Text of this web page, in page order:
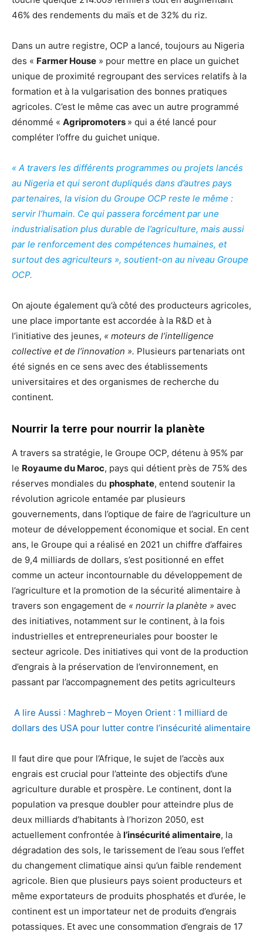
46% des rendements du maïs et de 32% du riz.
Dans un autre registre, OCP a lancé, toujours au Nigeria
des « Farmer House » pour mettre en place un guichet
unique de proximité regroupant des services relatifs à la
formation et à la vulgarisation des bonnes pratiques
agricoles. C’est le même cas avec un autre programmé
dénommé « Agripromoters » qui a été lancé pour
compléter l’offre du guichet unique.
« A travers les différents programmes ou projets lancés
au Nigeria et qui seront dupliqués dans d’autres pays
partenaires, la vision du Groupe OCP reste le même :
servir l’humain. Ce qui passera forcément par une
industrialisation plus durable de l’agriculture, mais aussi
par le renforcement des compétences humaines, et
surtout des agriculteurs », soutient-on au niveau Groupe
OCP.
On ajoute également qu’à côté des producteurs agricoles,
une place importante est accordée à la R&D et à
l’initiative des jeunes, « moteurs de l’intelligence
collective et de l’innovation ». Plusieurs partenariats ont
été signés en ce sens avec des établissements
universitaires et des organismes de recherche du
continent.
Nourrir la terre pour nourrir la planète
A travers sa stratégie, le Groupe OCP, détenu à 95% par
le Royaume du Maroc, pays qui détient près de 75% des
réserves mondiales du phosphate, entend soutenir la
révolution agricole entamée par plusieurs
gouvernements, dans l’optique de faire de l’agriculture un
moteur de développement économique et social. En cent
ans, le Groupe qui a réalisé en 2021 un chiffre d’affaires
de 9,4 milliards de dollars, s’est positionné en effet
comme un acteur incontournable du développement de
l’agriculture et la promotion de la sécurité alimentaire à
travers son engagement de « nourrir la planète » avec
des initiatives, notamment sur le continent, à la fois
industrielles et entrepreneuriales pour booster le
secteur agricole. Des initiatives qui vont de la production
d’engrais à la préservation de l’environnement, en
passant par l’accompagnement des petits agriculteurs
A lire Aussi : Maghreb – Moyen Orient : 1 milliard de
dollars des USA pour lutter contre l’insécurité alimentaire
Il faut dire que pour l’Afrique, le sujet de l’accès aux
engrais est crucial pour l’atteinte des objectifs d’une
agriculture durable et prospère. Le continent, dont la
population va presque doubler pour atteindre plus de
deux milliards d’habitants à l’horizon 2050, est
actuellement confrontée à l’insécurité alimentaire, la
dégradation des sols, le tarissement de l’eau sous l’effet
du changement climatique ainsi qu’un faible rendement
agricole. Bien que plusieurs pays soient producteurs et
même exportateurs de produits phosphatés et d’urée, le
continent est un importateur net de produits d’engrais
potassiques. Et avec une consommation d’engrais de 17